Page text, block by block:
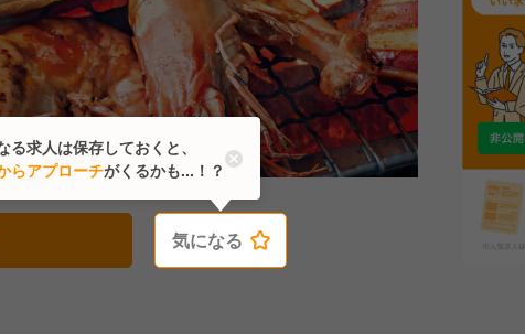
気になる
気になる
る求人は保存しておくと、
らアプローチがくるかも...！？